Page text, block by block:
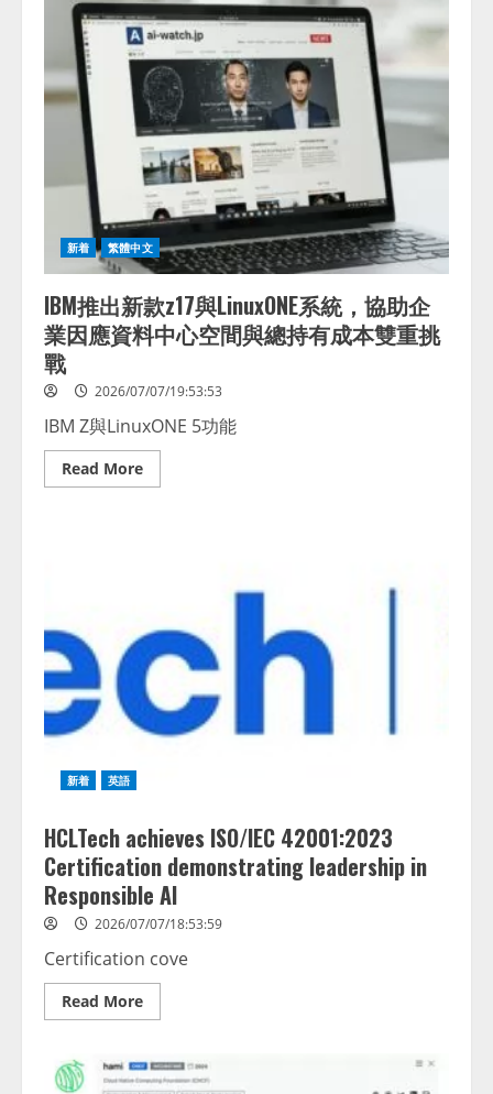
憑
藉
人
工
智
能
就
緒
的
連
接
投
資，
強
化
印
度–
新
坡
數
碼
走
新着 繁體中文
IBM推出新款z17與LinuxONE系統，協助企
業因應資料中心空間與總持有成本雙重挑
戰
2026/07/07/19:53:53
IBM Z與LinuxONE 5功能
Read MoreRead
more
系
統，
協
助
企
業
因
應
間
與
總
持
有
成
本
重
戰
新着 英語
HCLTech achieves ISO/IEC 42001:2023
Certification demonstrating leadership in
Responsible AI
2026/07/07/18:53:59
Certification cove
Read MoreRead
more
achieves
ISO/IEC